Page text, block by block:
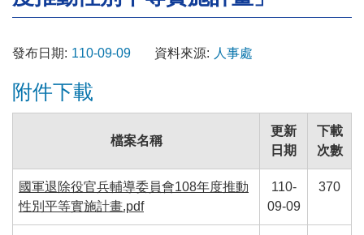
發布日期: 110-09-09 資料來源: 人事處
附件下載
檔案名稱
更新
日期
下載
次數
國軍退除役官兵輔導委員會108年度推動
性別平等實施計畫.pdf
110-
09-09
370